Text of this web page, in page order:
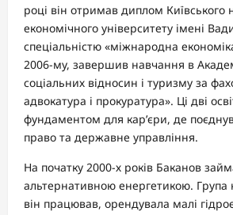
році він отримав диплом Київського
економічного університету імені
спеціальністю «міжнародна
2006-му, завершив навчання в
соціальних відносин і туризму за
адвокатура і прокуратура». Ці дві
фундаментом для кар’єри, де
право та державне управління.
На початку 2000-х років Баканов
альтернативною енергетикою. Група
він працював, орендувала малі